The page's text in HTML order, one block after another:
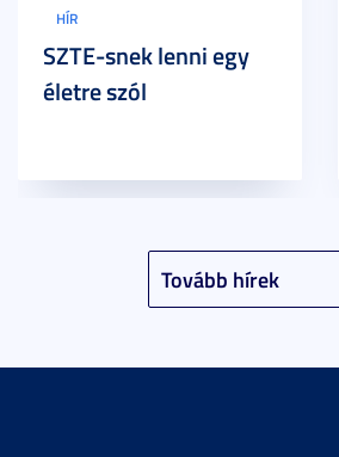
Tovább hírek
HÍR
SZTE-snek lenni egy
életre szól